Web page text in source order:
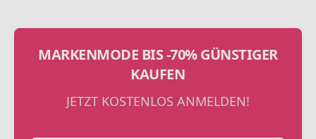
MARKENMODE BIS -70% GÜNSTIGER
KAUFEN
JETZT KOSTENLOS ANMELDEN!